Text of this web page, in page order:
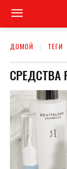
ДОМОЙ ТЕГИ
СРЕДСТВА